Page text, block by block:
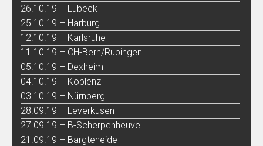
26.10.19 – Lübeck
25.10.19 – Harburg
12.10.19 – Karlsruhe
11.10.19 – CH-Bern/Rubingen
05.10.19 – Dexheim
04.10.19 – Koblenz
03.10.19 – Nürnberg
28.09.19 – Leverkusen
27.09.19 – B-Scherpenheuvel
21.09.19 – Bargteheide